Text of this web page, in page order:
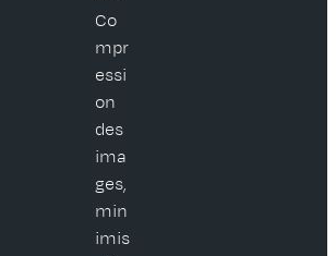
Co
mpr
essi
on
des
ima
ges,
min
imis